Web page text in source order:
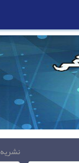
نشریه